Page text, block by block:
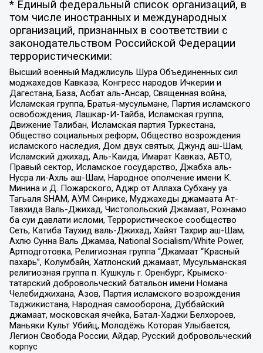
* Единый федеральный список организаций, в
том числе иностранных и международных
организаций, признанных в соответствии с
законодательством Российской Федерации
террористическими:
Высший военный Маджлисуль Шура Объединенных сил
моджахедов Кавказа, Конгресс народов Ичкерии и
Дагестана, База, Асбат аль-Ансар, Священная война,
Исламская группа, Братья-мусульмане, Партия исламского
освобождения, Лашкар-И-Тайба, Исламская группа,
Движение Талибан, Исламская партия Туркестана,
Общество социальных реформ, Общество возрождения
исламского наследия, Дом двух святых, Джунд аш-Шам,
Исламский джихад, Аль-Каида, Имарат Кавказ, АБТО,
Правый сектор, Исламское государство, Джабха аль-
Нусра ли-Ахль аш-Шам, Народное ополчение имени К.
Минина и Д. Пожарского, Аджр от Аллаха Субхану уа
Тагьаля SHAM, АУМ Синрике, Муджахеды джамаата Ат-
Тавхида Валь-Джихад, Чистопольский Джамаат, Рохнамо
ба суи давлати исломи, Террористическое сообщество
Сеть, Катиба Таухид валь-Джихад, Хайят Тахрир аш-Шам,
Ахлю Сунна Валь Джамаа, National Socialism/White Power,
Артподготовка, Религиозная группа “Джамаат “Красный
пахарь”, Колумбайн, Хатлонский джамаат, Мусульманская
религиозная группа п. Кушкуль г. Оренбург, Крымско-
татарский добровольческий батальон имени Номана
Челебиджихана, Азов, Партия исламского возрождения
Таджикистана, Народная самооборона, Дуббайский
джамаат, московская ячейка, Батал-Хаджи Белхороев,
Маньяки Культ Убийц, Молодёжь Которая Улыбается,
Легион Свобода России, Айдар, Русский добровольческий
корпус